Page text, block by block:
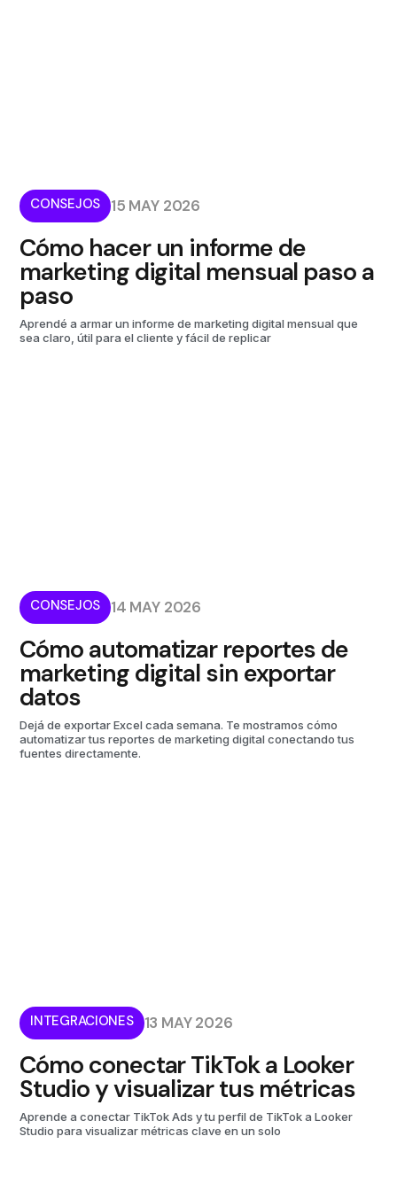
CONSEJOS 15 MAY 2026
Cómo hacer un informe de
marketing digital mensual paso a
paso
Aprendé a armar un informe de marketing digital mensual que
sea claro, útil para el cliente y fácil de replicar
CONSEJOS 14 MAY 2026
Cómo automatizar reportes de
marketing digital sin exportar
datos
Dejá de exportar Excel cada semana. Te mostramos cómo
automatizar tus reportes de marketing digital conectando tus
fuentes directamente.
INTEGRACIONES 13 MAY 2026
Cómo conectar TikTok a Looker
Studio y visualizar tus métricas
Aprende a conectar TikTok Ads y tu perfil de TikTok a Looker
Studio para visualizar métricas clave en un solo